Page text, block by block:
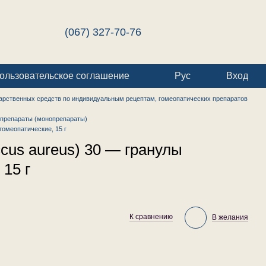
(067) 327-70-76
соглашение Рус Вход
средств по индивидуальным рецептам, гомеопатических препаратов
(монопрепараты)
15 г
aureus) 30 — гранулы
г
К сравнению В желания